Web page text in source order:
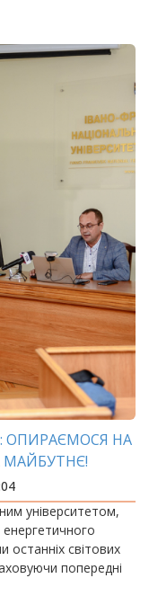
ОПИРАЄМОСЯ НА
університетом,
останніх світових
попередні